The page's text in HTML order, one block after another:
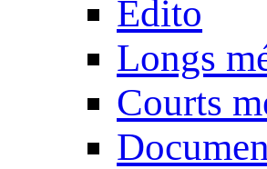
Edito
Longs
Courts